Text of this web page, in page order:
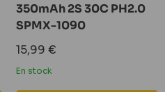
350mAh 2S 30C PH2.0
SPMX-1090
Prix
réduit
15,99 €
En stock